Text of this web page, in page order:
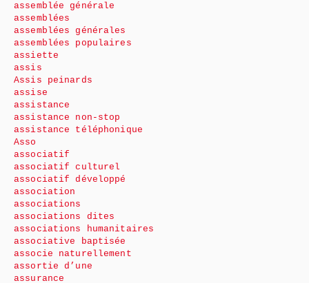
assemblée générale
assemblées
assemblées générales
assemblées populaires
assiette
assis
Assis peinards
assise
assistance
assistance non-stop
assistance téléphonique
Asso
associatif
associatif culturel
associatif développé
association
associations
associations dites
associations humanitaires
associative baptisée
associe naturellement
assortie d’une
assurance